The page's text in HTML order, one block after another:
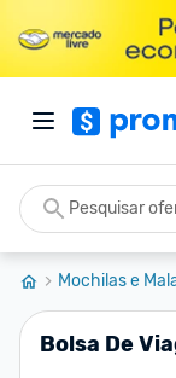
Mochilas e
Bolsa De